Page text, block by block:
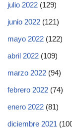
julio 2022 (129)
junio 2022 (121)
mayo 2022 (122)
abril 2022 (109)
marzo 2022 (94)
febrero 2022 (74)
enero 2022 (81)
diciembre 2021